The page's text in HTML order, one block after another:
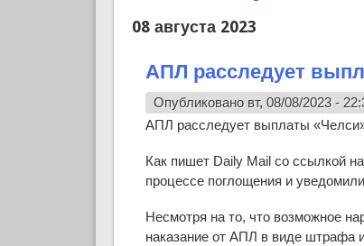
08 августа 2023
АПЛ расследует
Опубликовано вт, 08/08/2023 -
АПЛ расследует выплаты
Как пишет Daily Mail со ссылкой
процессе поглощения и
Несмотря на то, что возможное
наказание от АПЛ в виде штрафа